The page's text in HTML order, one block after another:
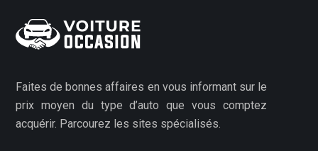
Faites de bonnes affaires en vous informant sur le
prix moyen du type d’auto que vous comptez
acquérir. Parcourez les sites spécialisés.